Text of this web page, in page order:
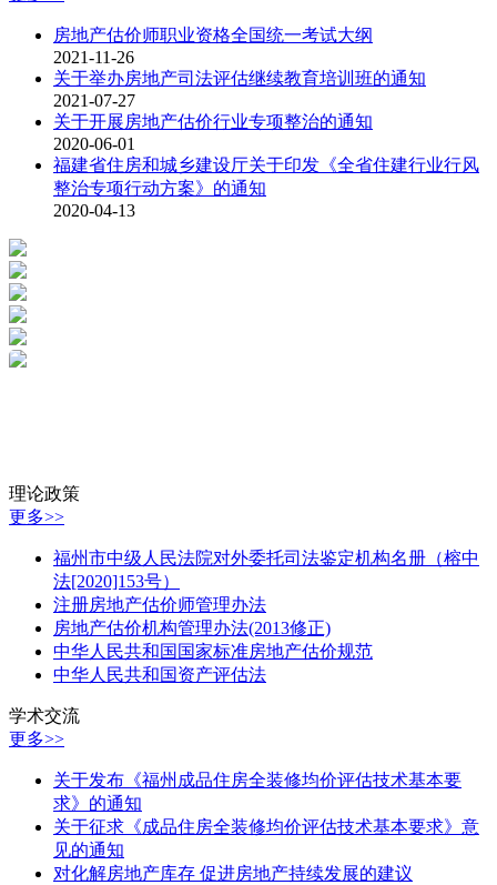
房地产估价师职业资格全国统一考试大纲
2021-11-26
关于举办房地产司法评估继续教育培训班的通知
2021-07-27
关于开展房地产估价行业专项整治的通知
2020-06-01
福建省住房和城乡建设厅关于印发《全省住建行业行风
整治专项行动方案》的通知
2020-04-13
理论政策
更多>>
福州市中级人民法院对外委托司法鉴定机构名册（榕中
法[2020]153号）
注册房地产估价师管理办法
房地产估价机构管理办法(2013修正)
中华人民共和国国家标准房地产估价规范
中华人民共和国资产评估法
学术交流
更多>>
关于发布《福州成品住房全装修均价评估技术基本要
求》的通知
关于征求《成品住房全装修均价评估技术基本要求》意
见的通知
对化解房地产库存 促进房地产持续发展的建议